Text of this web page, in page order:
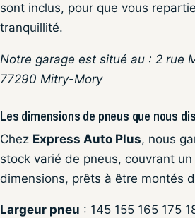
sont inclus, pour que vous
tranquillité.
Notre garage est situé au : 2 rue
77290 Mitry-Mory
Les dimensions de pneus que nous
Chez Express Auto Plus, nous
stock varié de pneus, couvrant
dimensions, prêts à être montés
Largeur pneu : 145 155 165 175